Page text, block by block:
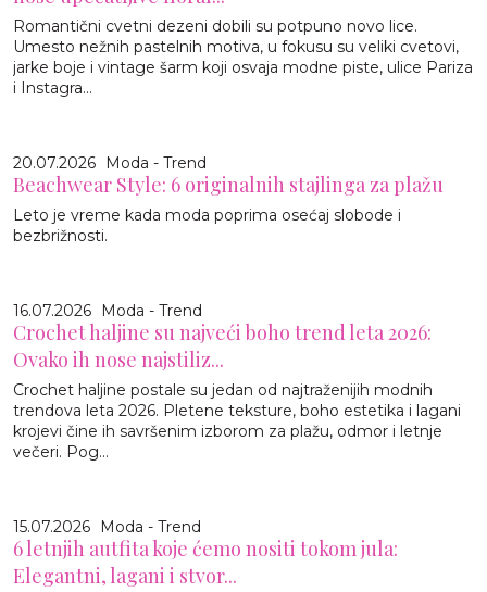
Romantični cvetni dezeni dobili su potpuno novo lice.
Umesto nežnih pastelnih motiva, u fokusu su veliki cvetovi,
jarke boje i vintage šarm koji osvaja modne piste, ulice Pariza
i Instagra...
20.07.2026 Moda - Trend
Beachwear Style: 6 originalnih stajlinga za plažu
Leto je vreme kada moda poprima osećaj slobode i
bezbrižnosti.
16.07.2026 Moda - Trend
Crochet haljine su najveći boho trend leta 2026:
Ovako ih nose najstiliz...
Crochet haljine postale su jedan od najtraženijih modnih
trendova leta 2026. Pletene teksture, boho estetika i lagani
krojevi čine ih savršenim izborom za plažu, odmor i letnje
večeri. Pog...
15.07.2026 Moda - Trend
6 letnjih autfita koje ćemo nositi tokom jula:
Elegantni, lagani i stvor...